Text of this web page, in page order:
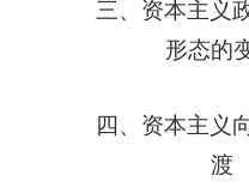
三、资本主义
形态的
四、资本主义
渡